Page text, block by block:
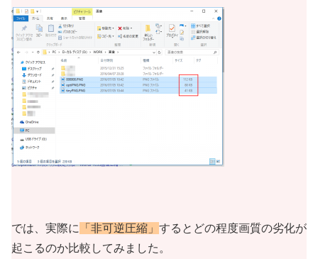
では、実際に 「非可逆圧縮」 するとどの程度画質の劣化が
起こるのか比較してみました。